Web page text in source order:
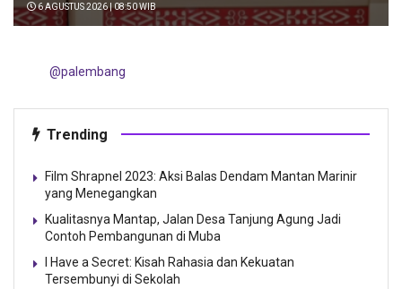
6 AGUSTUS 2026 | 08:50 WIB
@palembang
Trending
Film Shrapnel 2023: Aksi Balas Dendam Mantan Marinir
yang Menegangkan
Kualitasnya Mantap, Jalan Desa Tanjung Agung Jadi
Contoh Pembangunan di Muba
I Have a Secret: Kisah Rahasia dan Kekuatan
Tersembunyi di Sekolah